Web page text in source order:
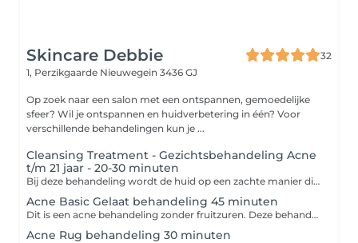
Skincare Debbie
32
1, Perzikgaarde Nieuwegein 3436 GJ
Op zoek naar een salon met een ontspannen, gemoedelijke
sfeer? Wil je ontspannen en huidverbetering in één? Voor
verschillende behandelingen kun je ...
Cleansing Treatment - Gezichtsbehandeling Acne
t/m 21 jaar - 20-30 minuten
Bij deze behandeling wordt de huid op een zachte manier diep gereinigd en krijg je advies hoe je jouw huid het beste thuis kan verzorgen. -Reinigen -Dieptereiniging -Onzuiverheden verwijderen -Dag- of nachtverzorging
Acne Basic Gelaat behandeling 45 minuten
Dit is een acne behandeling zonder fruitzuren. Deze behandeling is puur gericht op het reinigen en verzorgen van een acne huid. Let op! Bij deze behandeling zit het epileren/waxen van de wenkbrauwen niet inbegrepen. Deze optie kan los bijgeboekt worden. <div>Bij deze behandeling zit het epileren /waxen van de wenkbrauwen niet inbegrepen. -Reinigen -Dieptereiniging -Eventueel reinigend masker -Onzuiverheden verwijderen -Serum -Masker -Dag- of nachtverzorging</div>
Acne Rug behandeling 30 minuten